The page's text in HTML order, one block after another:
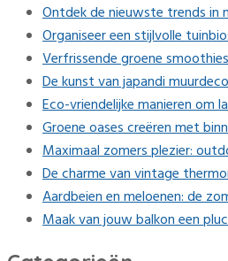
Ontdek de nieuwste trends in
Organiseer een stijlvolle
Verfrissende groene
De kunst van japandi
Eco-vriendelijke manieren om
Groene oases creëren met
Maximaal zomers plezier:
De charme van vintage
Aardbeien en meloenen: de
Maak van jouw balkon een